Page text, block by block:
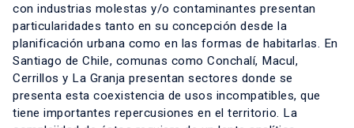
con industrias molestas y/o contaminantes presentan
particularidades tanto en su concepción desde la
planificación urbana como en las formas de habitarlas. En
Santiago de Chile, comunas como Conchalí, Macul,
Cerrillos y La Granja presentan sectores donde se
presenta esta coexistencia de usos incompatibles, que
tiene importantes repercusiones en el territorio. La